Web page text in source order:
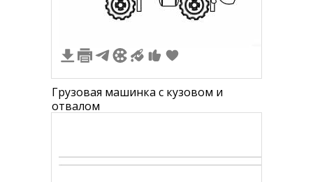
Грузовая машинка с кузовом и
отвалом